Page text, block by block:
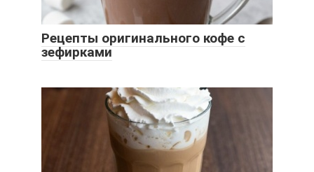
Рецепты оригинального кофе с
зефирками